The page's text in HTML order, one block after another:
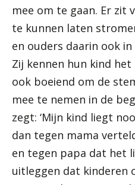
mee om te gaan. Er zit
te kunnen laten
en ouders daarin ook
Zij kennen hun kind
ook boeiend om de
mee te nemen in de
zegt: ‘Mijn kind liegt
dan tegen mama
en tegen papa dat het
uitleggen dat kinderen